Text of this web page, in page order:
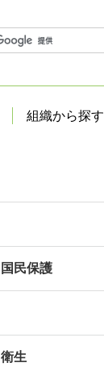
組織から探す
民保護
生